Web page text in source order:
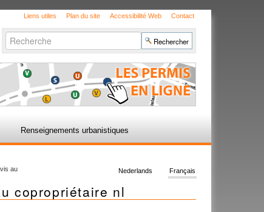
Liens utiles Plan du site Accessibilité Web Contact
Chercher par
avancée…
Renseignements urbanistiques
au
Français
Nederlands
copropriétaire nl